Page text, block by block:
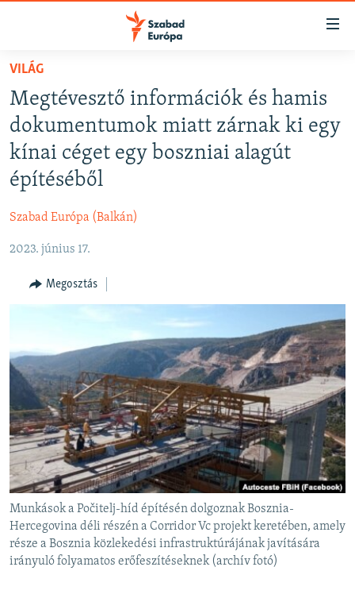
Akadálymentes
Ugrás
fő
oldalra
Ugrás
tartalomjegyzékre
keresésre
AKTUÁLIS
PODCASTOK
VIDEÓK
SZABADON
TÁRSADALOM
A PÉNZ NYOMÁBAN
EURÓPAI UNIÓ
VILÁG
KLÍMAVÁLTOZÁS
A MÚLT TANULSÁGAI
VILÁG
Megtévesztő információk és hamis
dokumentumok miatt zárnak ki egy
kínai céget egy boszniai alagút
építéséből
Szabad Európa (Balkán)
2023. június 17.
Megosztás
Munkások a Počitelj-híd építésén dolgoznak Bosznia-
Hercegovina déli részén a Corridor Vc projekt keretében, amely
része a Bosznia közlekedési infrastruktúrájának javítására
irányuló folyamatos erőfeszítéseknek (archív fotó)
FELIRATKOZÁS